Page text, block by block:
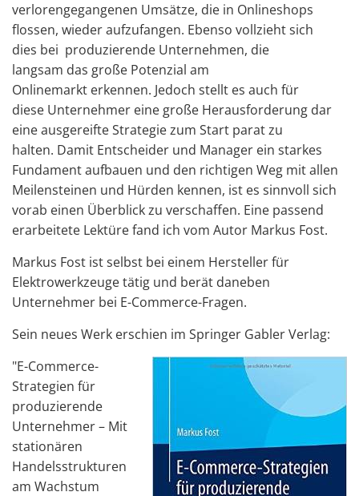
verlorengegangenen Umsätze, die in Onlineshops
flossen, wieder aufzufangen. Ebenso vollzieht sich
dies bei produzierende Unternehmen, die
langsam das große Potenzial am
Onlinemarkt erkennen. Jedoch stellt es auch für
diese Unternehmer eine große Herausforderung dar
eine ausgereifte Strategie zum Start parat zu
halten. Damit Entscheider und Manager ein starkes
Fundament aufbauen und den richtigen Weg mit allen
Meilensteinen und Hürden kennen, ist es sinnvoll sich
vorab einen Überblick zu verschaffen. Eine passend
erarbeitete Lektüre fand ich vom Autor Markus Fost.
Markus Fost ist selbst bei einem Hersteller für
Elektrowerkzeuge tätig und berät daneben
Unternehmer bei E-Commerce-Fragen.
Sein neues Werk erschien im Springer Gabler Verlag:
"E-Commerce-
Strategien für
produzierende
Unternehmer – Mit
stationären
Handelsstrukturen
am Wachstum